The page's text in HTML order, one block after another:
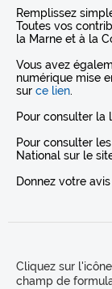
Remplissez
Toutes vos
la Marne et à la
Vous avez
numérique mise
sur ce lien.
Pour consulter la
Pour consulter
National sur le
Donnez votre
Cliquez sur l'icône
champ de